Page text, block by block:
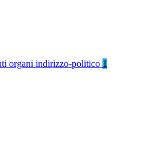
organi indirizzo-politico 1